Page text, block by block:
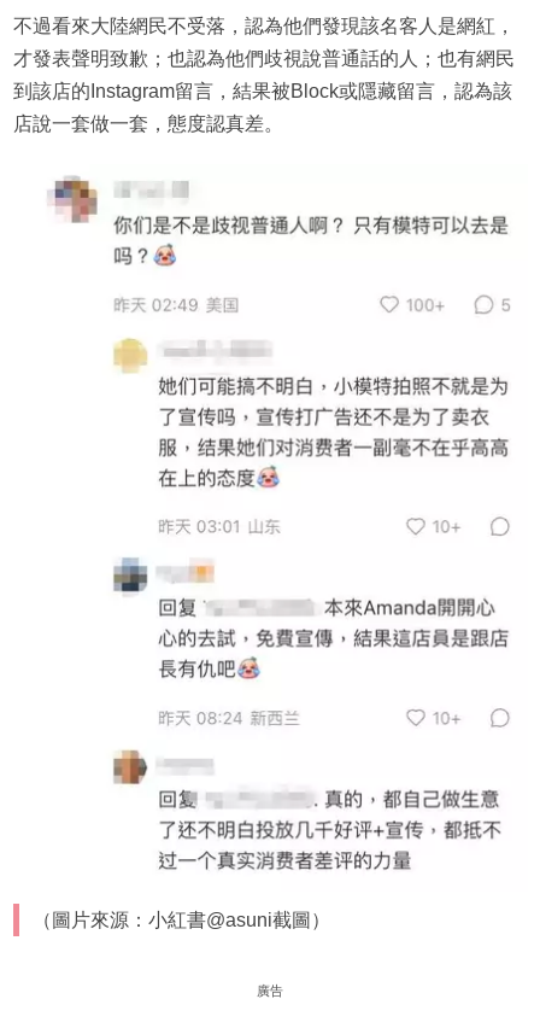
不過看來大陸網民不受落，認為他們發現該名客人是網紅，
才發表聲明致歉；也認為他們歧視說普通話的人；也有網民
到該店的Instagram留言，結果被Block或隱藏留言，認為該
店說一套做一套，態度認真差。
（圖片來源：小紅書@asuni截圖）
廣告